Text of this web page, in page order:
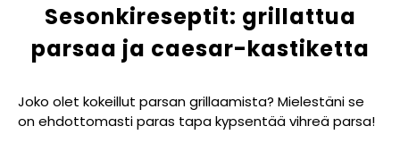
Sesonkireseptit: grillattua
parsaa ja caesar-kastiketta
Joko olet kokeillut parsan grillaamista? Mielestäni se
on ehdottomasti paras tapa kypsentää vihreä parsa!